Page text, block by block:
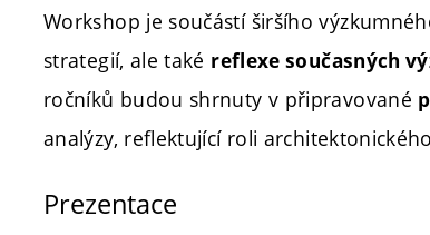
Workshop je součástí širšího
strategií, ale také reflexe současných
ročníků budou shrnuty v připravované
analýzy, reflektující roli
Prezentace